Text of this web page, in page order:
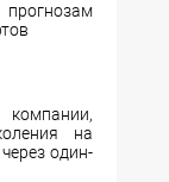
на
один-